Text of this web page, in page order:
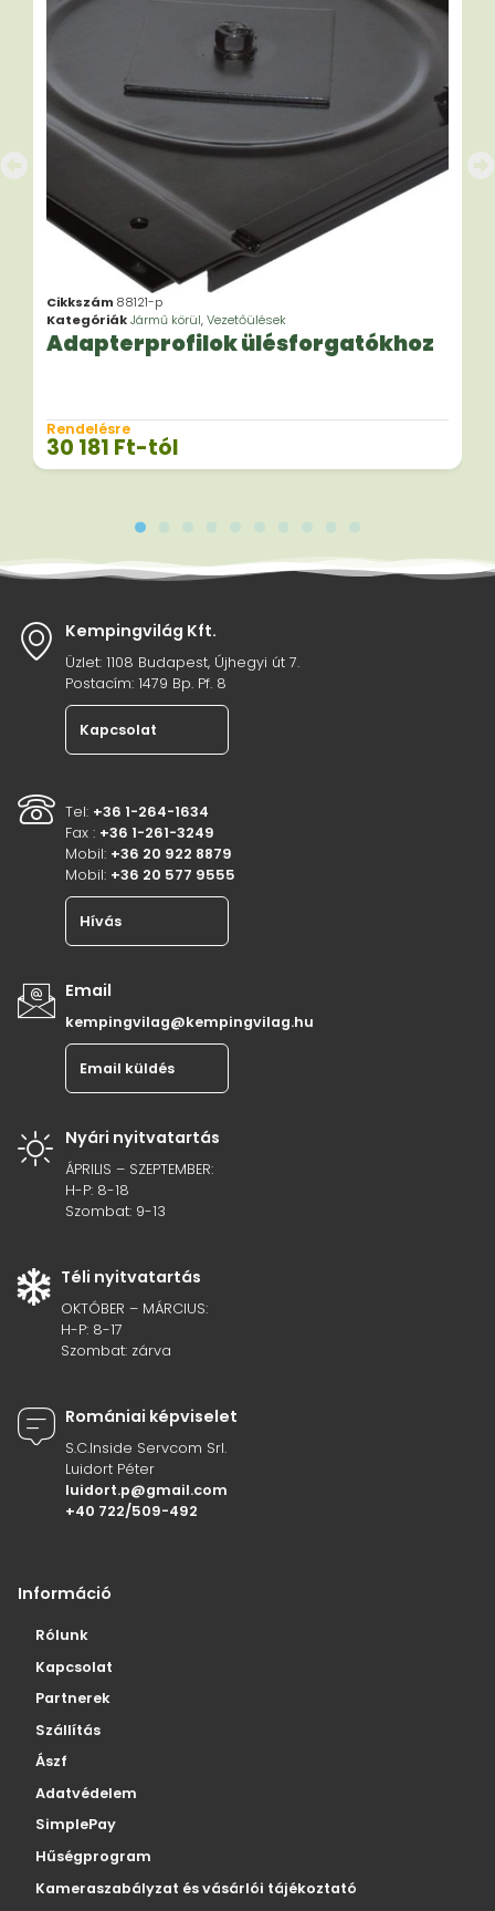
Cikkszám 88121-p
KategóriákJármű körül,Vezetőülések
Adapterprofilok ülésforgatókhoz
Rendelésre
30 181 Ft-tól
Kempingvilág Kft.
Üzlet: 1108 Budapest, Újhegyi út 7.
Postacím: 1479 Bp. Pf. 8
Kapcsolat
Tel: +36 1-264-1634
Fax : +36 1-261-3249
Mobil: +36 20 922 8879
Mobil: +36 20 577 9555
Hívás
Email
kempingvilag@kempingvilag.hu
Email küldés
Nyári nyitvatartás
ÁPRILIS – SZEPTEMBER:
H-P: 8-18
Szombat: 9-13
Téli nyitvatartás
OKTÓBER – MÁRCIUS:
H-P: 8-17
Szombat: zárva
Romániai képviselet
S.C.Inside Servcom Srl.
Luidort Péter
luidort.p@gmail.com
+40 722/509-492
Információ
Rólunk
Kapcsolat
Partnerek
Szállítás
Ászf
Adatvédelem
SimplePay
Hűségprogram
Kameraszabályzat és vásárlói tájékoztató